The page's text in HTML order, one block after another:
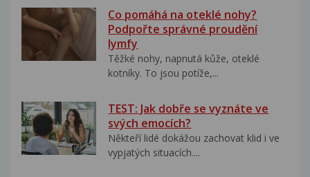
Co pomáhá na oteklé nohy?
Podpořte správné proudění
lymfy
Těžké nohy, napnutá kůže, oteklé
kotníky. To jsou potíže,...
TEST: Jak dobře se vyznáte ve
svých emocích?
Někteří lidé dokážou zachovat klid i ve
vypjatých situacích....